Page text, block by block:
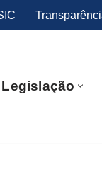
Legislação